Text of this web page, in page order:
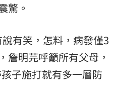
驚。
有笑，怎料，病發僅3
詹明芫呼籲所有父母，
子施打就有多一層防